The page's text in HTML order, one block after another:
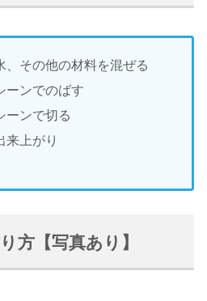
、その他の材料を混ぜる
ーンでのばす
ーンで切る
来上がり
方【写真あり】